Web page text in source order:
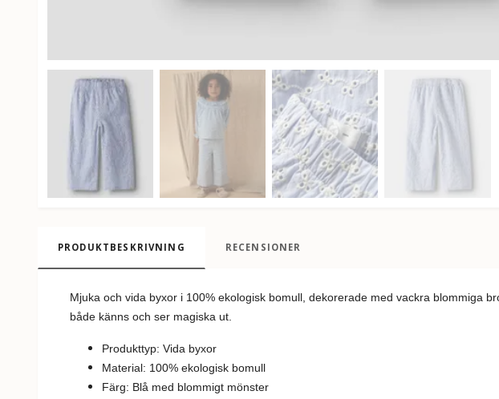
PRODUKTBESKRIVNING RECENSIONER
Mjuka och vida byxor i 100% ekologisk bomull, dekorerade med vackra blommiga
både känns och ser magiska ut.
Produkttyp: Vida byxor
Material: 100% ekologisk bomull
Färg: Blå med blommigt mönster